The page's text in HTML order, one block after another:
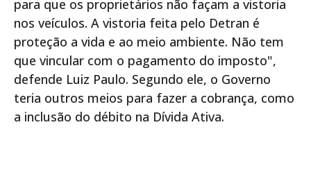
para que os proprietários não façam a vistoria
nos veículos. A vistoria feita pelo Detran é
proteção a vida e ao meio ambiente. Não tem
que vincular com o pagamento do imposto",
defende Luiz Paulo. Segundo ele, o Governo
teria outros meios para fazer a cobrança, como
a inclusão do débito na Dívida Ativa.